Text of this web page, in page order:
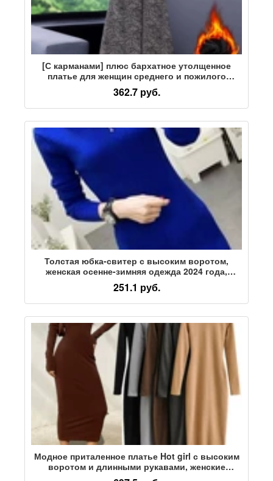
[С карманами] плюс бархатное утолщенное
платье для женщин среднего и пожилого
возраста осенью и зимой, новая корейская
версия теплой нижней юбки большого размера
362.7 руб.
Толстая юбка-свитер с высоким воротом,
женская осенне-зимняя одежда 2024 года,
корейская версия платья средней длины,
приталенная юбка до бедер с длинными
рукавами
251.1 руб.
Модное приталенное платье Hot girl с высоким
воротом и длинными рукавами, женские
осенние и зимние модели, с облегающей